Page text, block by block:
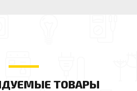
ТОВАРЫ